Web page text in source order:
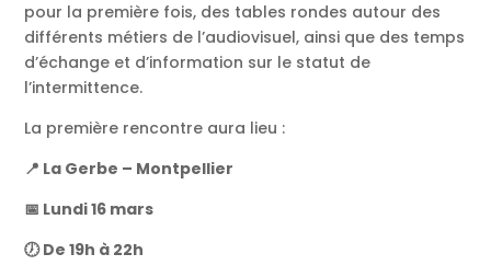
pour la première fois, des tables rondes autour des
différents métiers de l’audiovisuel, ainsi que des temps
d’échange et d’information sur le statut de
l’intermittence.
La première rencontre aura lieu :
📍 La Gerbe – Montpellier
📅 Lundi 16 mars
🕖 De 19h à 22h